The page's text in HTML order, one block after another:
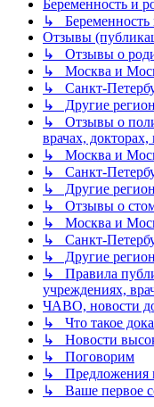
Беременность и
↳ Беременность
Отзывы
↳ Отзывы о
↳ Москва и
↳ Санкт-
↳ Другие
↳ Отзывы о
врачах,
↳ Москва и
↳ Санкт-
↳ Другие
↳ Отзывы о
↳ Москва и
↳ Санкт-
↳ Другие
↳ Правила
учреждениях,
ЧАВО, новости
↳ Что такое
↳ Новости
↳ Поговорим
↳ Предложения
↳ Ваше первое